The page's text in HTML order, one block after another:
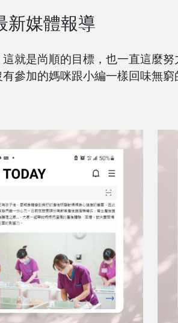
新媒體報導
就是尚順的目標，也一直這麼
參加的媽咪跟小編一樣回味無窮